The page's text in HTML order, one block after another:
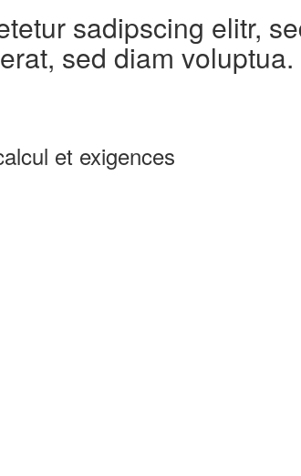
sadipscing elitr,
sed diam
et exigences